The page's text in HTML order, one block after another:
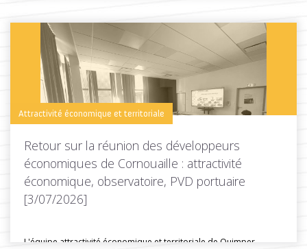
Toutes les actus de cette rubrique LIRE LA SUITE
Attractivité économique et territoriale
Retour sur la réunion des développeurs
économiques de Cornouaille : attractivité
économique, observatoire, PVD portuaire
[3/07/2026]
L'équipe attractivité économique et territoriale de Quimper